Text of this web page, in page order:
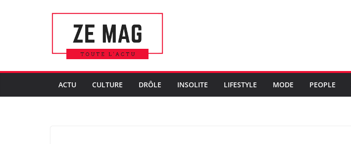
ACTU CULTURE DRÔLE INSOLITE LIFESTYLE MODE PEOPLE